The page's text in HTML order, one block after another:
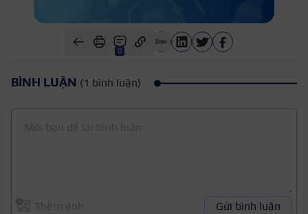
0
BÌNH LUẬN (1 bình luận)
Gửi bình luận